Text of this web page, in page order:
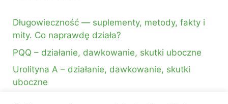
Długowieczność — suplementy, metody, fakty i
mity. Co naprawdę działa?
PQQ – działanie, dawkowanie, skutki uboczne
Urolityna A – działanie, dawkowanie, skutki
uboczne